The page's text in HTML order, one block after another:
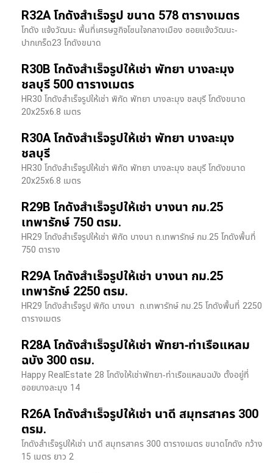
R32A โกดังสำเร็จรูป ขนาด 578 ตารางเมตร
โกดัง แจ้งวัฒนะ พื้นที่เศรษฐกิจโซนใจกลางเมือง ซอยแจ้งวัฒนะ-
ปากเกร็ด23 โกดังขนาด
R30B โกดังสำเร็จรูปให้เช่า พัทยา บางละมุง
ชลบุรี 500 ตารางเมตร
HR30 โกดังสำเร็จรูปให้เช่า พิกัด พัทยา บางละมุง ชลบุรี โกดังขนาด
20x25x6.8 เมตร
R30A โกดังสำเร็จรูปให้เช่า พัทยา บางละมุง
ชลบุรี
HR30 โกดังสำเร็จรูปให้เช่า พิกัด พัทยา บางละมุง ชลบุรี โกดังขนาด
20x25x6.8 เมตร
R29B โกดังสำเร็จรูปให้เช่า บางนา กม.25
เทพารักษ์ 750 ตรม.
HR29 โกดังสำเร็จรูปให้เช่า พิกัด บางนา​ ถ.เทพารักษ์ กม.25 โกดังพื้นที่
750 ตาราง
R29A โกดังสำเร็จรูปให้เช่า บางนา กม.25
เทพารักษ์ 2250 ตรม.
HR29 โกดังสำเร็จรูป พิกัด บางนา​ ถ.เทพารักษ์ กม.25 โกดังพื้นที่ 2250
ตารางเมตร
R28A โกดังสำเร็จรูปให้เช่า พัทยา-ท่าเรือแหลม
ฉบัง 300 ตรม.
Happy RealEstate 28 โกดังให้เช่าพัทยา-ท่าเรือแหลมฉบัง ตั้งอยู่ที่
ซอยบางละมุง 14
R26A โกดังสำเร็จรูปให้เช่า นาดี สมุทรสาคร 300
ตรม.
โกดังสำเร็จรูปให้เช่า นาดี สมุทรสาคร 300 ตารางเมตร ขนาดโกดัง กว้าง
15 เมตร ยาว 2